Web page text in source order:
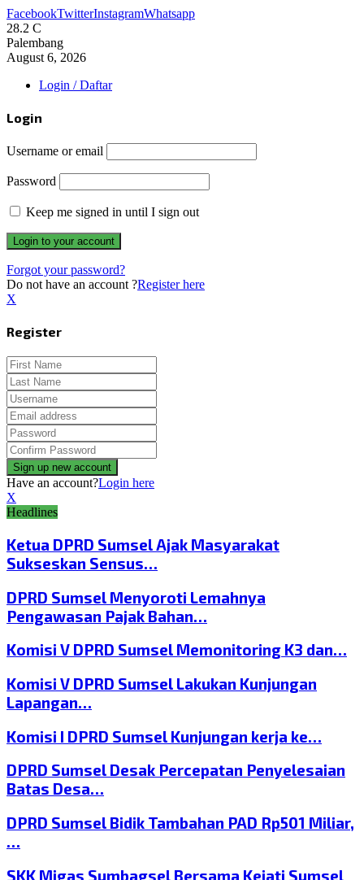
FacebookTwitterInstagramWhatsapp
28.2 C
Palembang
August 6, 2026
Login / Daftar
Login
Username or email
Password
Keep me signed in until I sign out
Forgot your password?
Do not have an account ?Register here
X
Register
Have an account?Login here
X
Headlines
Ketua DPRD Sumsel Ajak Masyarakat
Sukseskan Sensus…
DPRD Sumsel Menyoroti Lemahnya
Pengawasan Pajak Bahan…
Komisi V DPRD Sumsel Memonitoring K3 dan…
Komisi V DPRD Sumsel Lakukan Kunjungan
Lapangan…
Komisi I DPRD Sumsel Kunjungan kerja ke…
DPRD Sumsel Desak Percepatan Penyelesaian
Batas Desa…
DPRD Sumsel Bidik Tambahan PAD Rp501 Miliar,
…
SKK Migas Sumbagsel Bersama Kejati Sumsel